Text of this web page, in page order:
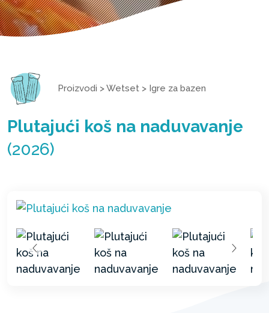
Proizvodi >Wetset > Igre za bazen
Plutajući koš na naduvavanje
(2026)